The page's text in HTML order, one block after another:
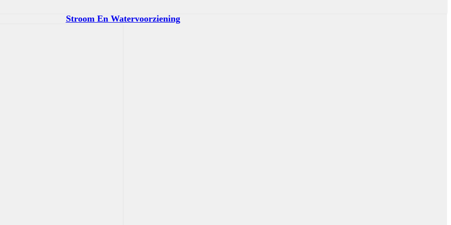
Stroom En Watervoorziening